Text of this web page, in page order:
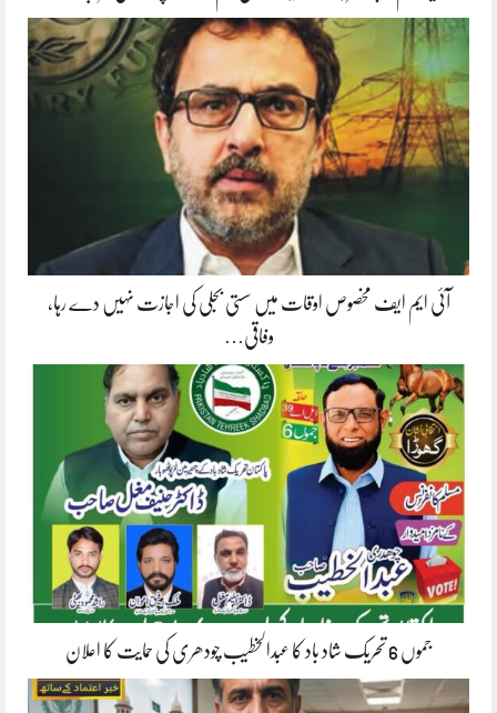
آئی ایم ایف مخصوص اوقات میں سستی بجلی کی اجازت نہیں دے رہا،
وفاقی…
جموں 6 تحریک شاد باد کا عبدالخطیب چودھری کی حمایت کا اعلان